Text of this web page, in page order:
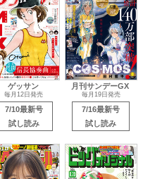
ゲッサン
毎月12日発売
7/10最新号
試し読み
月刊サンデーGX
毎月19日発売
7/16最新号
試し読み